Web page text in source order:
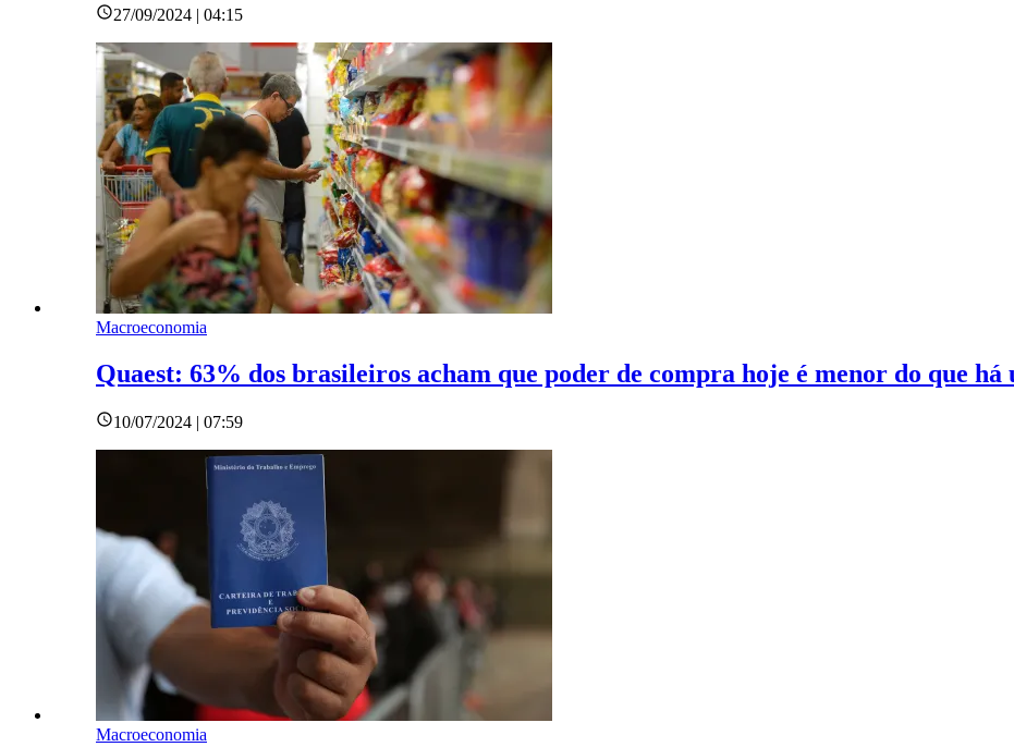
27/09/2024 | 04:15
Macroeconomia
Quaest: 63% dos brasileiros acham que poder de compra hoje é menor do que há
10/07/2024 | 07:59
Macroeconomia